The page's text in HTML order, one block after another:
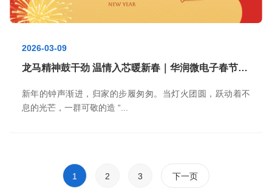
2026-03-09
龙马精神鼓干劲 温情入芯暖新春｜华润微电子春节慰问送温暖活动
新年的钟声渐进，归家的步履匆匆。当灯火团圆，跃动着不
息的光芒，一群可敬的造 “...
1 2 3 下一页